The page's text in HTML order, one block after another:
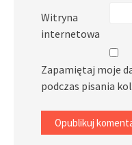
Witryna
internetowa
Zapamiętaj moje
podczas pisania